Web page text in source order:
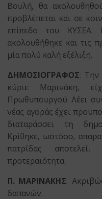
Βουλή, θα
προβλέπεται και σε
επίπεδο του ΚΥΣΕΑ.
ακολουθήθηκε και τις
μία πολύ καλή εξέλιξη.
ΔΗΜΟΣΙΟΓΡΑΦΟΣ: Την
κύριε Μαρινάκη,
Πρωθυπουργού. Λέει
νέας αγοράς έχει
διαταράσσει τη
Κρίθηκε, ωστόσο,
πατρίδας αποτελεί,
προτεραιότητα.
Π. ΜΑΡΙΝΑΚΗΣ:
δαπανών.